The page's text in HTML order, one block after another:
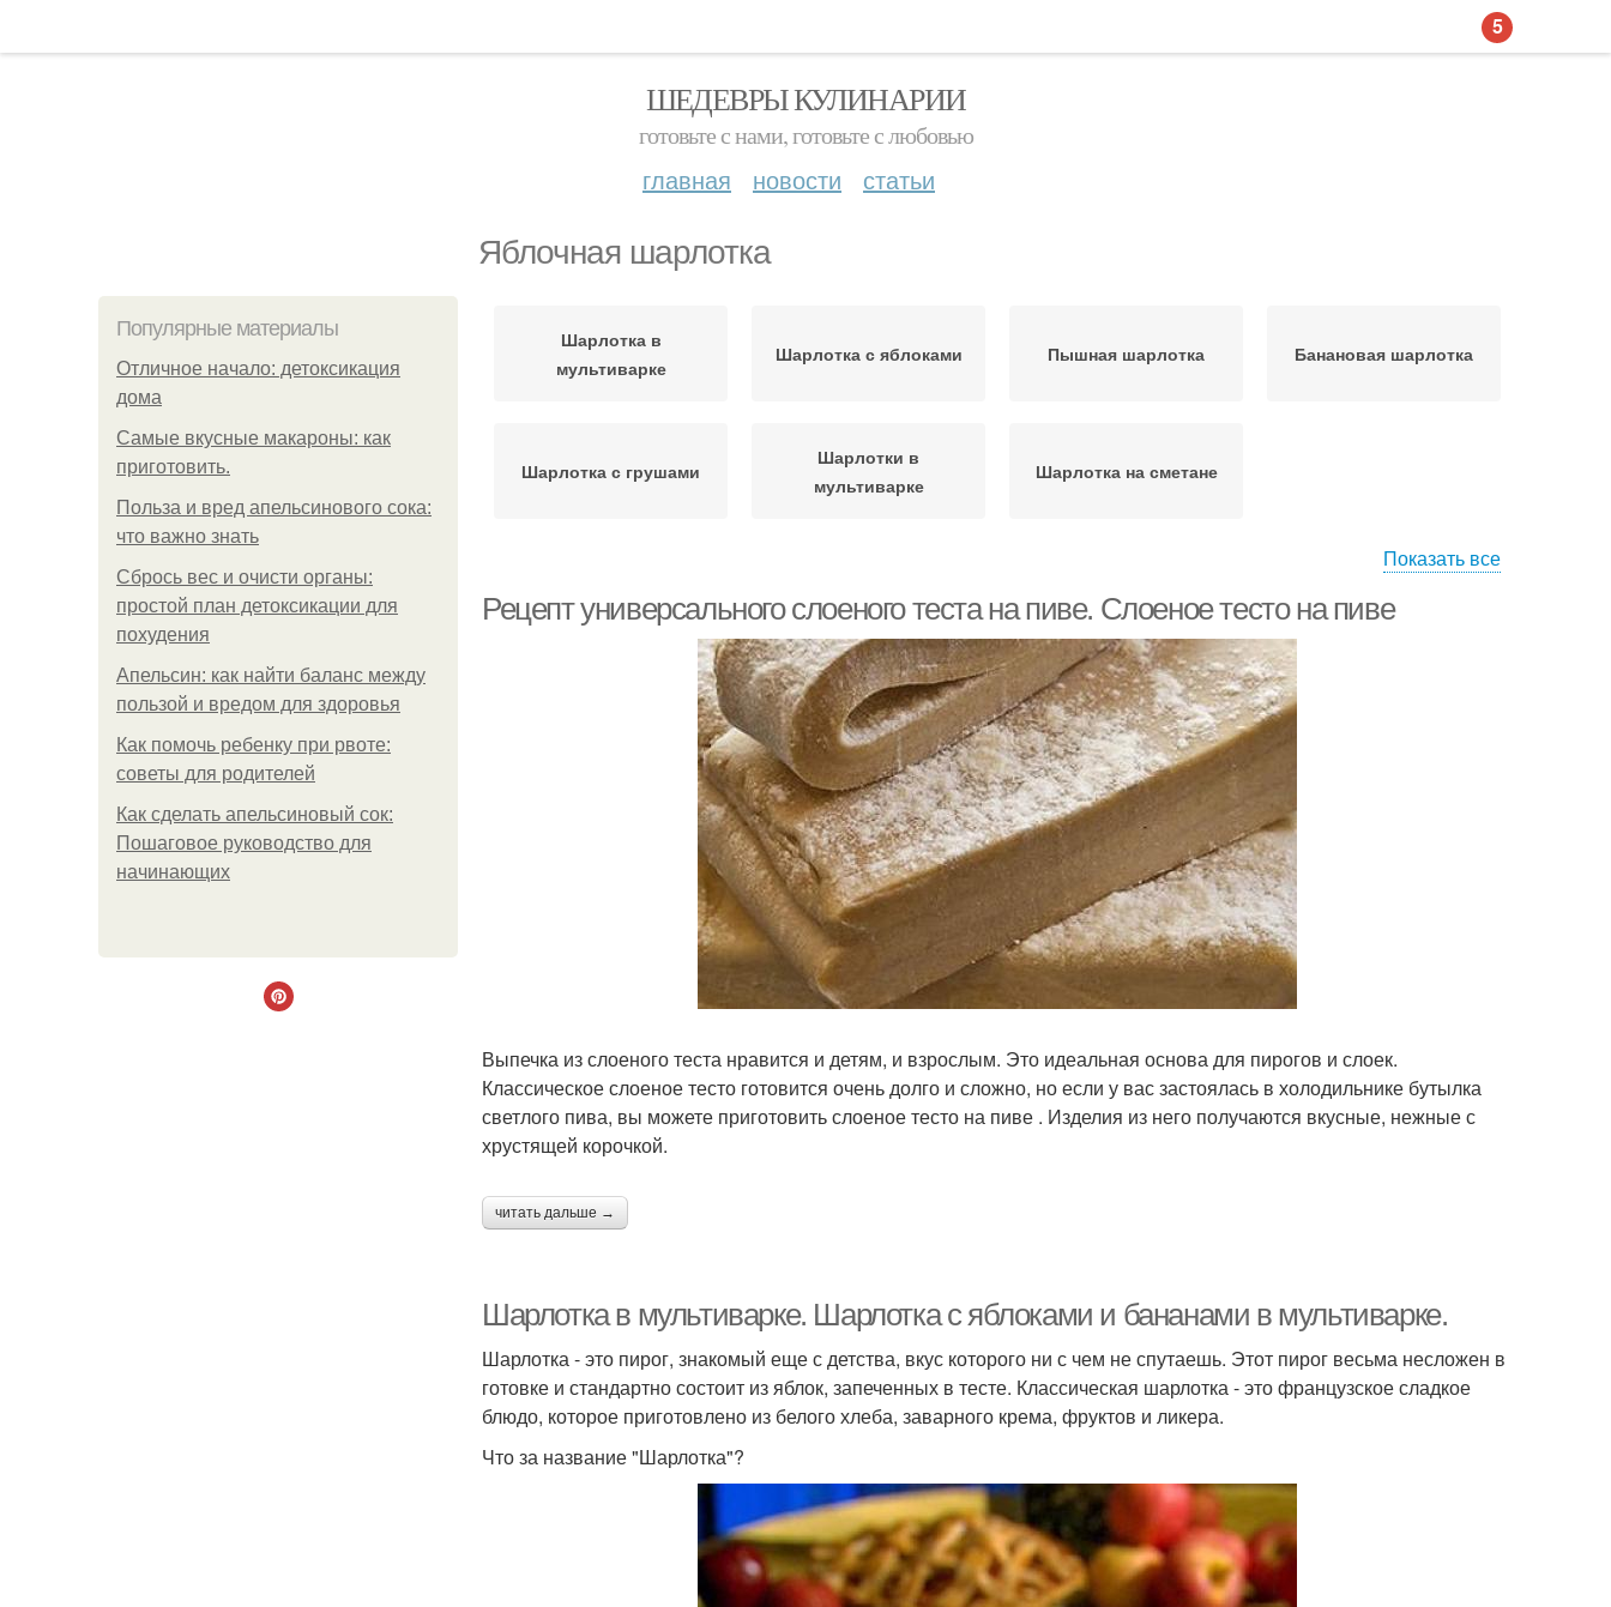
ШЕДЕВРЫ КУЛИНАРИИ
готовьте с нами, готовьте с любовью
главная новости статьи
Яблочная шарлотка
Популярные материалы
Отличное начало: детоксикация
дома
Самые вкусные макароны: как
приготовить.
Польза и вред апельсинового сока:
что важно знать
Сбрось вес и очисти органы:
простой план детоксикации для
похудения
Апельсин: как найти баланс между
пользой и вредом для здоровья
Как помочь ребенку при рвоте:
советы для родителей
Как сделать апельсиновый сок:
Пошаговое руководство для
начинающих
Шарлотка в
мультиварке
Шарлотка с яблоками Пышная шарлотка Банановая шарлотка
Шарлотка с грушами
Шарлотки в
мультиварке
Шарлотка на сметане
Показать все
Рецепт универсального слоеного теста на пиве. Слоеное тесто на пиве
Выпечка из слоеного теста нравится и детям, и взрослым. Это идеальная основа для пирогов и слоек.
Классическое слоеное тесто готовится очень долго и сложно, но если у вас застоялась в холодильнике бутылка
светлого пива, вы можете приготовить слоеное тесто на пиве . Изделия из него получаются вкусные, нежные с
хрустящей корочкой.
читать дальше →
Шарлотка в мультиварке. Шарлотка с яблоками и бананами в мультиварке.
Шарлотка - это пирог, знакомый еще с детства, вкус которого ни с чем не спутаешь. Этот пирог весьма несложен в
готовке и стандартно состоит из яблок, запеченных в тесте. Классическая шарлотка - это французское сладкое
блюдо, которое приготовлено из белого хлеба, заварного крема, фруктов и ликера.
Что за название "Шарлотка"?
5